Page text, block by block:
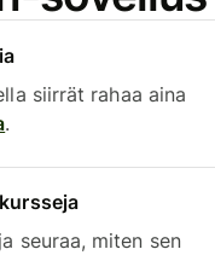
siirrät rahaa aina
.
seuraa, miten sen